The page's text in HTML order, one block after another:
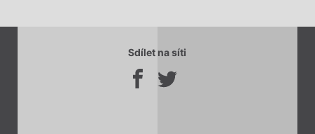
Sdílet na síti